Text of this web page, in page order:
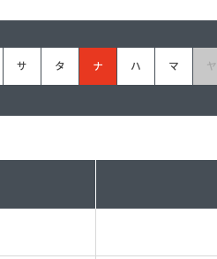
グランセラ
塗料に関する用
お
サ タ ナ ハ マ ヤ